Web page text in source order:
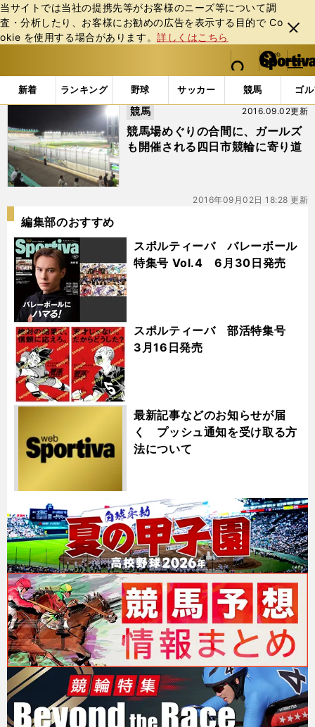
当サイトでは当社の提携先等がお客様のニーズ等について調
査・分析したり、お客様にお勧めの広告を表⽰する⽬的で Co
okie を使⽤する場合があります。詳しくはこちら
閉じ
る
web Sportiva (webスポルティーバ)
検索
マイペ
ー
ジ
メニュ
新着 ランキング 野球 サッカー 競馬 ゴ
b
ス
ル
テ
ィ
ー
バ
「#四日市競輪」の最新ニュース・ 情報
競馬場めぐりの合間に、ガールズ
も開催される四日市競輪に寄り道
2016.09.02更新
競馬
2016年09月02日 18:28 更新
編集部のおすすめ
スポルティーバ バレーボール
特集号 Vol.4 6月30日発売
スポルティーバ 部活特集号
3月16日発売
最新記事などのお知らせが届
く プッシュ通知を受け取る方
法について